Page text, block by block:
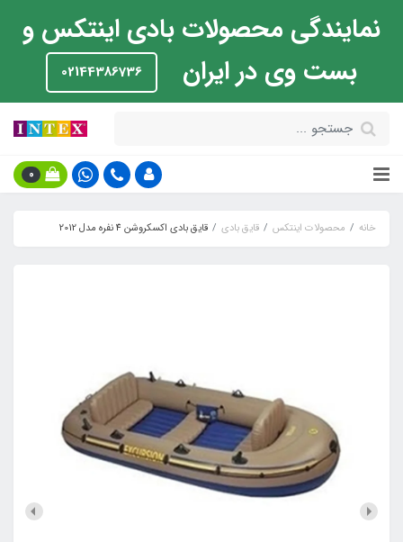
نمایندگی محصولات بادی اینتکس و
بست وی در ایران
02144386736
0
خانه محصولات اینتکس قایق بادی قایق بادی اکسکروشن 4 نفره مدل 2012